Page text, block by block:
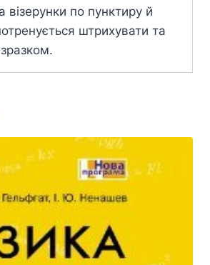
візерунки по пунктиру й
штрихувати та